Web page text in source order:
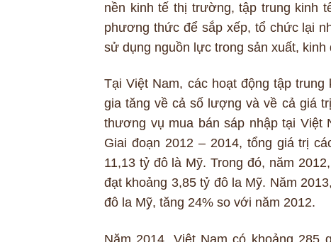
nền kinh tế thị trường, tập trung kinh
phương thức để sắp xếp, tổ chức lại
sử dụng nguồn lực trong sản xuất, kinh
Tại Việt Nam, các hoạt động tập
gia tăng về cả số lượng và về cả giá
thương vụ mua bán sáp nhập tại
Giai đoạn 2012 – 2014, tổng giá trị
11,13 tỷ đô là Mỹ. Trong đó, năm
đạt khoảng 3,85 tỷ đô la Mỹ. Năm
đô la Mỹ, tăng 24% so với năm 2012.
Năm 2014, Việt Nam có khoảng